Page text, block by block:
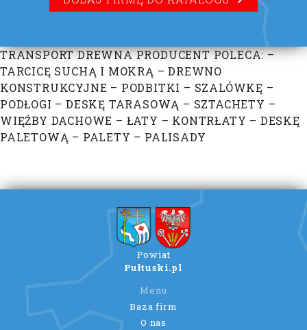
TRANSPORT DREWNA PRODUCENT POLECA: –
TARCICĘ SUCHĄ I MOKRĄ – DREWNO
KONSTRUKCYJNE – PODBITKI – SZALÓWKĘ –
PODŁOGI – DESKĘ TARASOWĄ – SZTACHETY –
WIĘŹBY DACHOWE – ŁATY – KONTRŁATY – DESKĘ
PALETOWĄ – PALETY – PALISADY
Powiat
Pułtuski.pl
Menu
Baza firm
O nas